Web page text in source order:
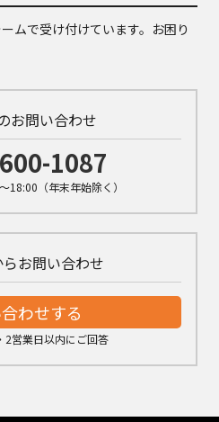
ムで受け付けています。お困り
お問い合わせ
1087
18:00（年末年始除く）
お問い合わせ
わせする
2営業日以内にご回答